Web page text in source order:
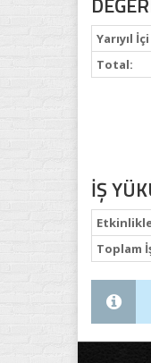
Yarıyıl
Total:
İŞ
Toplam